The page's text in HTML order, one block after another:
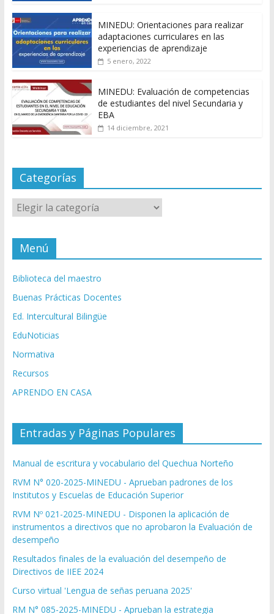
MINEDU: Orientaciones para realizar
adaptaciones curriculares en las
experiencias de aprendizaje
5 enero, 2022
MINEDU: Evaluación de competencias
de estudiantes del nivel Secundaria y
EBA
14 diciembre, 2021
Categorías
Categorías
Menú
Biblioteca del maestro
Buenas Prácticas Docentes
Ed. Intercultural Bilingüe
EduNoticias
Normativa
Recursos
APRENDO EN CASA
Entradas y Páginas Populares
Manual de escritura y vocabulario del Quechua Norteño
RVM N° 020-2025-MINEDU - Aprueban padrones de los
Institutos y Escuelas de Educación Superior
RVM Nº 021-2025-MINEDU - Disponen la aplicación de
instrumentos a directivos que no aprobaron la Evaluación de
desempeño
Resultados finales de la evaluación del desempeño de
Directivos de IIEE 2024
Curso virtual 'Lengua de señas peruana 2025'
RM N° 085-2025-MINEDU - Aprueban la estrategia